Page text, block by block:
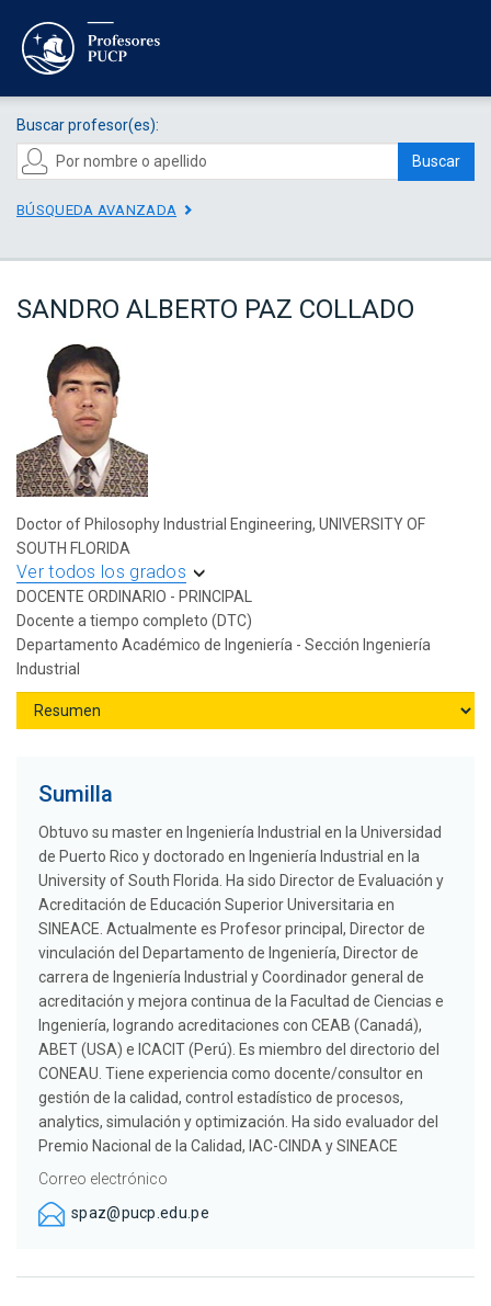
Buscar profesor(es):
Buscar
BÚSQUEDA AVANZADA
SANDRO ALBERTO PAZ COLLADO
Doctor of Philosophy Industrial Engineering, UNIVERSITY OF
SOUTH FLORIDA
Ver todos los grados
DOCENTE ORDINARIO - PRINCIPAL
Docente a tiempo completo (DTC)
Departamento Académico de Ingeniería - Sección Ingeniería
Industrial
Sumilla
Obtuvo su master en Ingeniería Industrial en la Universidad
de Puerto Rico y doctorado en Ingeniería Industrial en la
University of South Florida. Ha sido Director de Evaluación y
Acreditación de Educación Superior Universitaria en
SINEACE. Actualmente es Profesor principal, Director de
vinculación del Departamento de Ingeniería, Director de
carrera de Ingeniería Industrial y Coordinador general de
acreditación y mejora continua de la Facultad de Ciencias e
Ingeniería, logrando acreditaciones con CEAB (Canadá),
ABET (USA) e ICACIT (Perú). Es miembro del directorio del
CONEAU. Tiene experiencia como docente/consultor en
gestión de la calidad, control estadístico de procesos,
analytics, simulación y optimización. Ha sido evaluador del
Premio Nacional de la Calidad, IAC-CINDA y SINEACE
Correo electrónico
spaz@pucp.edu.pe